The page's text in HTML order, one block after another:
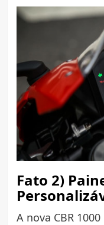
Fato 2)
A nova CBR